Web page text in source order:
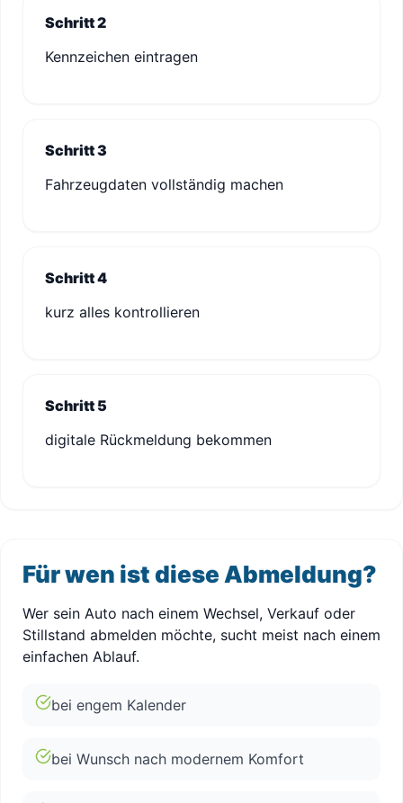
Schritt 2
Kennzeichen eintragen
Schritt 3
Fahrzeugdaten vollständig machen
Schritt 4
kurz alles kontrollieren
Schritt 5
digitale Rückmeldung bekommen
Für wen ist diese Abmeldung?
Wer sein Auto nach einem Wechsel, Verkauf oder
Stillstand abmelden möchte, sucht meist nach einem
einfachen Ablauf.
bei engem Kalender
bei Wunsch nach modernem Komfort